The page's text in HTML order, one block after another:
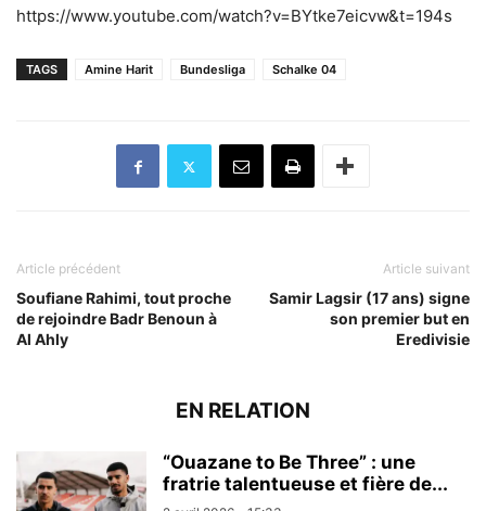
https://www.youtube.com/watch?v=BYtke7eicvw&t=194s
TAGS Amine Harit Bundesliga Schalke 04
Article précédent
Soufiane Rahimi, tout proche
de rejoindre Badr Benoun à
Al Ahly
Article suivant
Samir Lagsir (17 ans) signe
son premier but en
Eredivisie
EN RELATION
“Ouazane to Be Three” : une
fratrie talentueuse et fière de...